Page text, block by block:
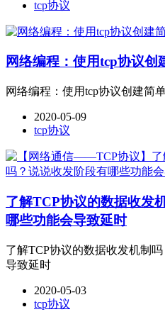
tcp协议
网络编程：使用tcp协议创
网络编程：使用tcp协议创建简
2020-05-09
tcp协议
了解TCP协议的数据收发
哪些功能会导致延时
了解TCP协议的数据收发机制
导致延时
2020-05-03
tcp协议